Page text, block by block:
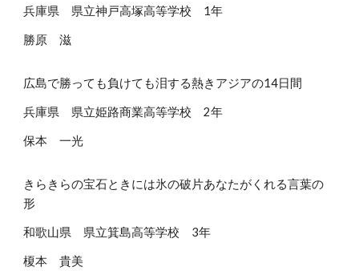
兵庫県 県立神戸高塚高等学校 1年
勝原 滋
広島で勝っても負けても泪する熱きアジアの14日間
兵庫県 県立姫路商業高等学校 2年
保本 一光
きらきらの宝石ときには氷の破片あなたがくれる言葉の
形
和歌山県 県立箕島高等学校 3年
榎本 貴美